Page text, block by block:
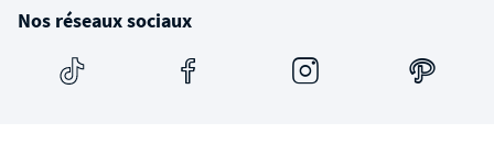
Nos réseaux sociaux